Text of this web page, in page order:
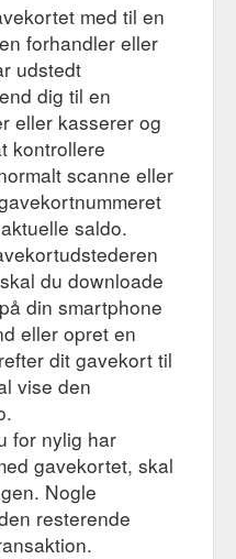
med til en
forhandler eller
udstedt
dig til en
eller kasserer og
kontrollere
scanne eller
saldo.
du downloade
din smartphone
eller opret en
dit gavekort til
vise den
for nylig har
gavekortet, skal
Nogle
resterende